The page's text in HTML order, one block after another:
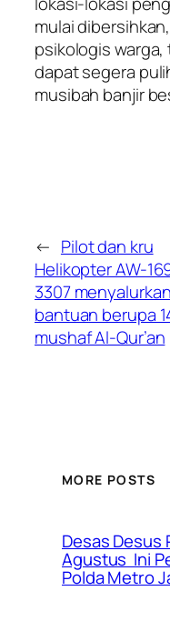
mulai
psikologis
dapat segera
musibah banjir
← Pilot dan kru
Helikopter AW-
3307 menyalurkan
bantuan berupa
mushaf Al-Qur’an
MORE POSTS
Desas Desus
Agustus Ini
Polda Metro